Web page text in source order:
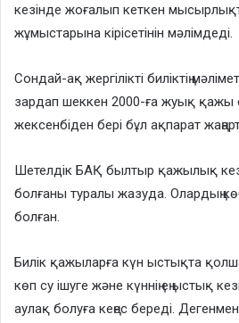
кезінде жоғалып кеткен
жұмыстарына кірісетінін мәлімдеді.
Сондай-ақ жергілікті биліктің
зардап шеккен 2000-ға жуық қажы
жексенбіден бері бұл ақпарат
Шетелдік БАҚ былтыр қажылық
болғаны туралы жазуда. Олардың
болған.
Билік қажыларға күн ыстықта
көп су ішуге және күннің ең ыстық
аулақ болуға кеңес береді.